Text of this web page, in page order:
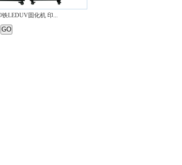
铁LEDUV固化机 印...